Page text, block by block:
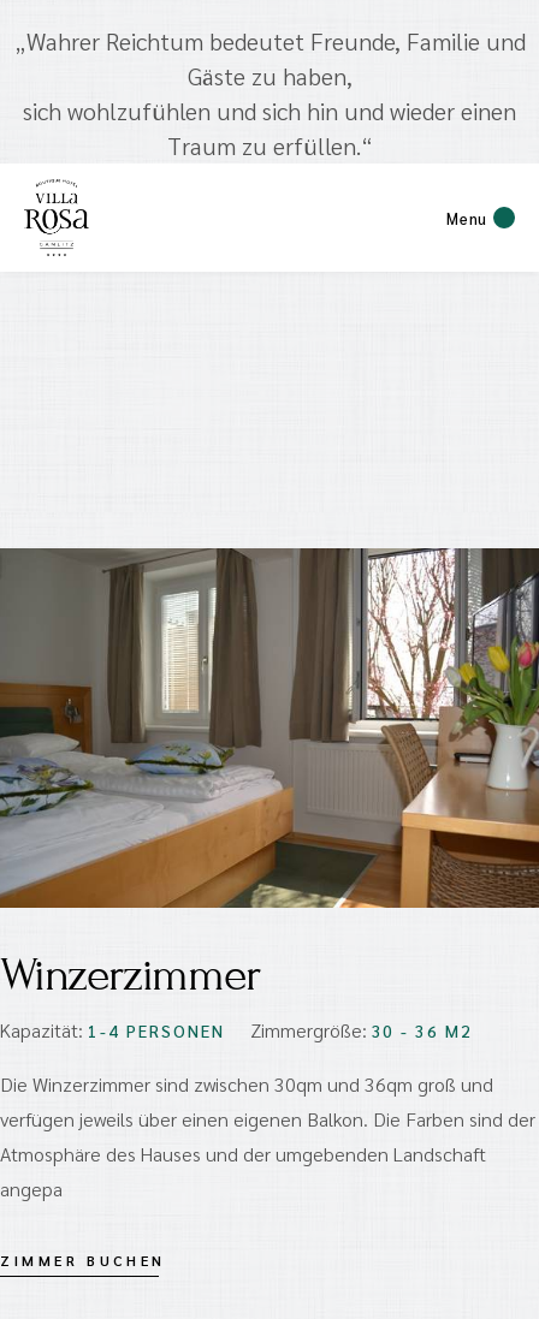
„Wahrer Reichtum bedeutet Freunde, Familie und
Gäste zu haben,
sich wohlzufühlen und sich hin und wieder einen
Traum zu erfüllen.“
Menu
Winzerzimmer
Kapazität: 1-4 PERSONEN Zimmergröße: 30 - 36 M2
Die Winzerzimmer sind zwischen 30qm und 36qm groß und
verfügen jeweils über einen eigenen Balkon. Die Farben sind der
Atmosphäre des Hauses und der umgebenden Landschaft
angepa
ZIMMER BUCHEN